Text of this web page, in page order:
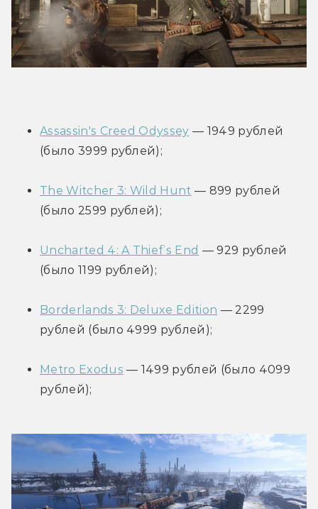
Assassin's Creed Odyssey — 1949 рублей
(было 3999 рублей);
The Witcher 3: Wild Hunt — 899 рублей
(было 2599 рублей);
Uncharted 4: A Thief’s End — 929 рублей
(было 1199 рублей);
Borderlands 3: Deluxe Edition — 2299
рублей (было 4999 рублей);
Metro Exodus — 1499 рублей (было 4099
рублей);